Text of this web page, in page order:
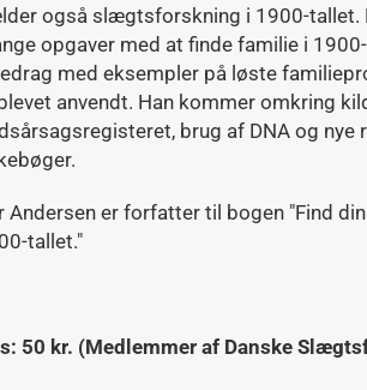
også slægtsforskning i 1900-tallet.
opgaver med at finde familie i
med eksempler på løste
anvendt. Han kommer omkring
brug af DNA og nye
Andersen er forfatter til bogen "Find
tallet."
50 kr. (Medlemmer af Danske